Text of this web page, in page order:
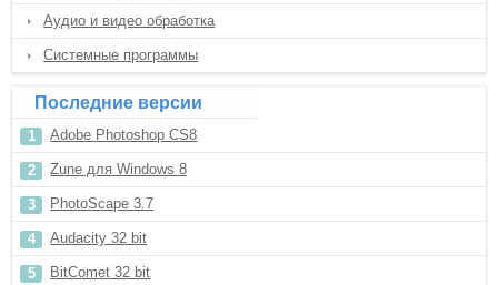
Аудио и видео обработка
Системные программы
Последние версии
Adobe Photoshop CS8
Zune для Windows 8
PhotoScape 3.7
Audacity 32 bit
BitComet 32 bit